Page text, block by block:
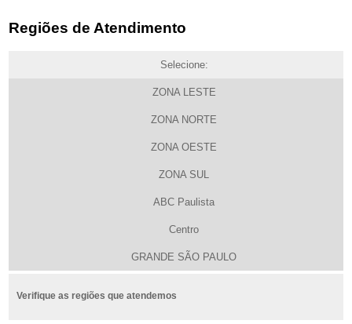
Regiões de Atendimento
Selecione:
ZONA LESTE
ZONA NORTE
ZONA OESTE
ZONA SUL
ABC Paulista
Centro
GRANDE SÃO PAULO
Verifique as regiões que atendemos